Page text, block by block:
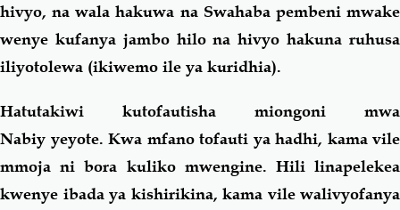
Chemsha Bongo Vitabu
Mapishi
hivyo, na wala hakuwa na Swahaba pembeni mwake
wenye kufanya jambo hilo na hivyo hakuna ruhusa
iliyotolewa (ikiwemo ile ya kuridhia).
Hatutakiwi kutofautisha miongoni mwa
Nabiy yeyote. Kwa mfano tofauti ya hadhi, kama vile
mmoja ni bora kuliko mwengine. Hili linapelekea
kwenye ibada ya kishirikina, kama vile walivyofanya